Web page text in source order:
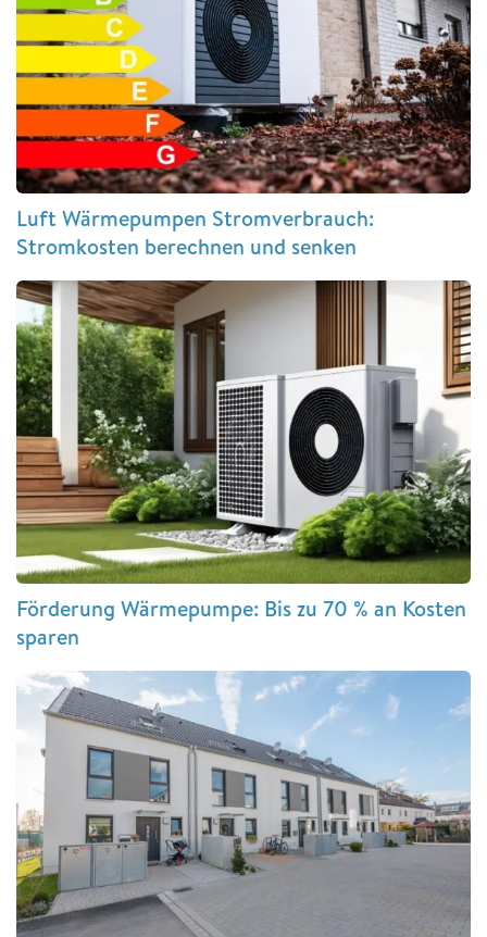
Luft Wärmepumpen Stromverbrauch:
Stromkosten berechnen und senken
Förderung Wärmepumpe: Bis zu 70 % an Kosten
sparen